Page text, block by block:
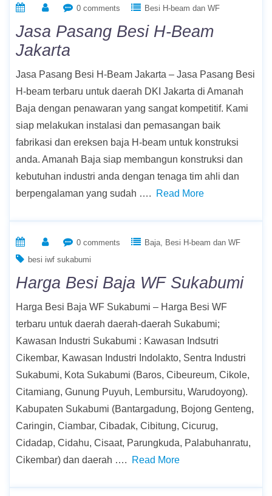
0 comments Besi H-beam dan WF
Jasa Pasang Besi H-Beam
Jakarta
Jasa Pasang Besi H-Beam Jakarta – Jasa Pasang Besi
H-beam terbaru untuk daerah DKI Jakarta di Amanah
Baja dengan penawaran yang sangat kompetitif. Kami
siap melakukan instalasi dan pemasangan baik
fabrikasi dan ereksen baja H-beam untuk konstruksi
anda. Amanah Baja siap membangun konstruksi dan
kebutuhan industri anda dengan tenaga tim ahli dan
berpengalaman yang sudah ….
Read More
0 comments Baja
Besi H-beam dan WF
besi iwf sukabumi
Harga Besi Baja WF Sukabumi
Harga Besi Baja WF Sukabumi – Harga Besi WF
terbaru untuk daerah daerah-daerah Sukabumi;
Kawasan Industri Sukabumi : Kawasan Indsutri
Cikembar, Kawasan Industri Indolakto, Sentra Industri
Sukabumi, Kota Sukabumi (Baros, Cibeureum, Cikole,
Citamiang, Gunung Puyuh, Lembursitu, Warudoyong).
Kabupaten Sukabumi (Bantargadung, Bojong Genteng,
Caringin, Ciambar, Cibadak, Cibitung, Cicurug,
Cidadap, Cidahu, Cisaat, Parungkuda, Palabuhanratu,
Cikembar) dan daerah ….
Read More